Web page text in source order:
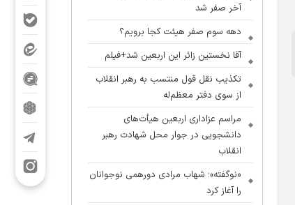
آخر صفر شد
دهه سوم صفر هیئت کجا برویم؟
آقا نخستین زائر این اربعین شد+فیلم
تکذیب نقل قول منتسب به رهبر انقلاب
از سوی دفتر معظم‌له
مراسم عزاداری اربعین هیأت‌های
دانشجویی در جوار محل شهادت رهبر
انقلاب
«نوگفته»؛ شهاب مرادی دورهمی نوجوانان
را آغاز کرد